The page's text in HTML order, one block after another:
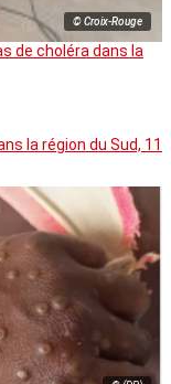
© Croix-Rouge
de choléra dans la
la région du Sud, 11